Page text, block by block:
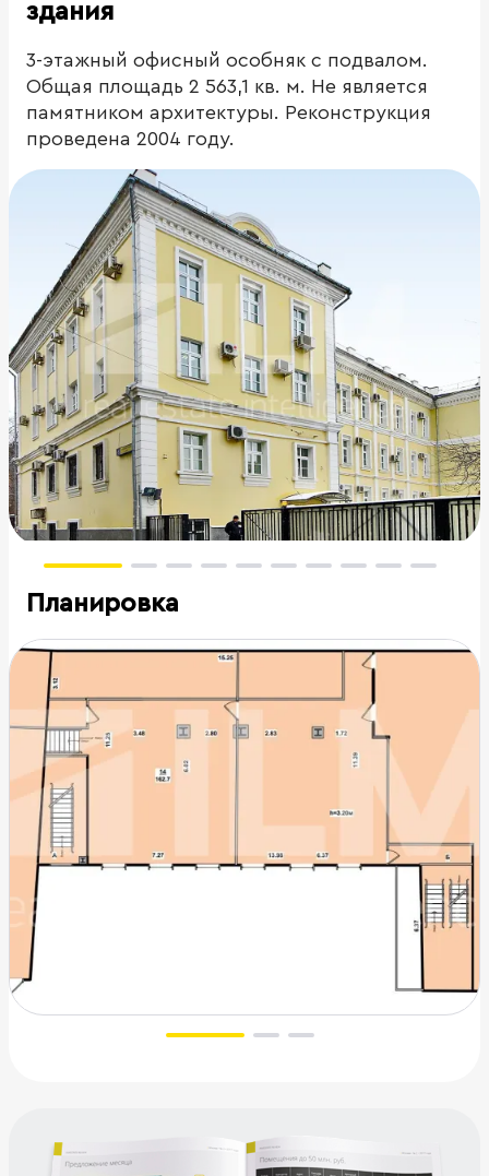
здания
3-этажный офисный особняк с подвалом.
Общая площадь 2 563,1 кв. м. Не является
памятником архитектуры. Реконструкция
проведена 2004 году.
Планировка